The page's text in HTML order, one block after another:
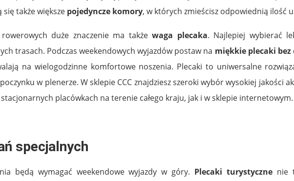
także większe pojedyncze komory, w których zmieścisz odpowiednią ilość
duże znaczenie ma także waga plecaka. Najlepiej wybierać
trasach. Podczas weekendowych wyjazdów postaw na miękkie plecaki
na wielogodzinne komfortowe noszenia. Plecaki to uniwersalne
w plenerze. W sklepie CCC znajdziesz szeroki wybór wysokiej
placówkach na terenie całego kraju, jak i w sklepie internetowym.
specjalnych
będą wymagać weekendowe wyjazdy w góry. Plecaki turystycznenie